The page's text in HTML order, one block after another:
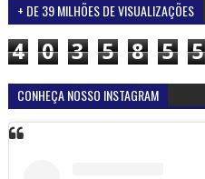
+ DE 39 MILHÕES DE VISUALIZAÇÕES
4 0 3 5 8 5 5
CONHEÇA NOSSO INSTAGRAM